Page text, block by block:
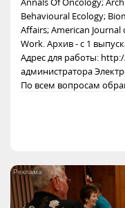
Behavioural Ecology;
Affairs; American
Work. Архив - с 1
Адрес для работы:
администратора
По всем вопросам